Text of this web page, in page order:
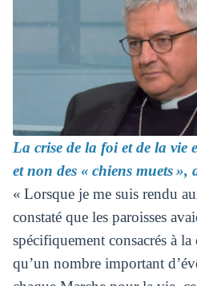
La crise de la foi et de la vie
et non des « chiens muets
« Lorsque je me suis rendu
constaté que les paroisses
spécifiquement consacrés à
qu’un nombre important